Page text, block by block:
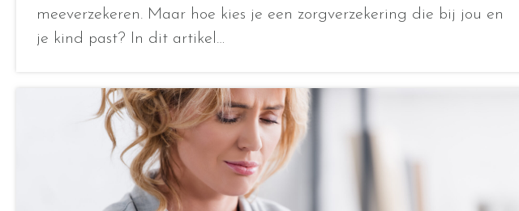
meeverzekeren. Maar hoe kies je een zorgverzekering die bij jou en
je kind past? In dit artikel…